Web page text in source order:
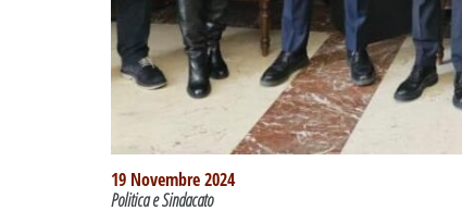
19 Novembre 2024
Politica e Sindacato